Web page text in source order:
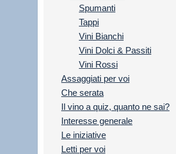
Spumanti
Tappi
Vini Bianchi
Vini Dolci & Passiti
Vini Rossi
Assaggiati per voi
Che serata
Il vino a quiz, quanto ne sai?
Interesse generale
Le iniziative
Letti per voi